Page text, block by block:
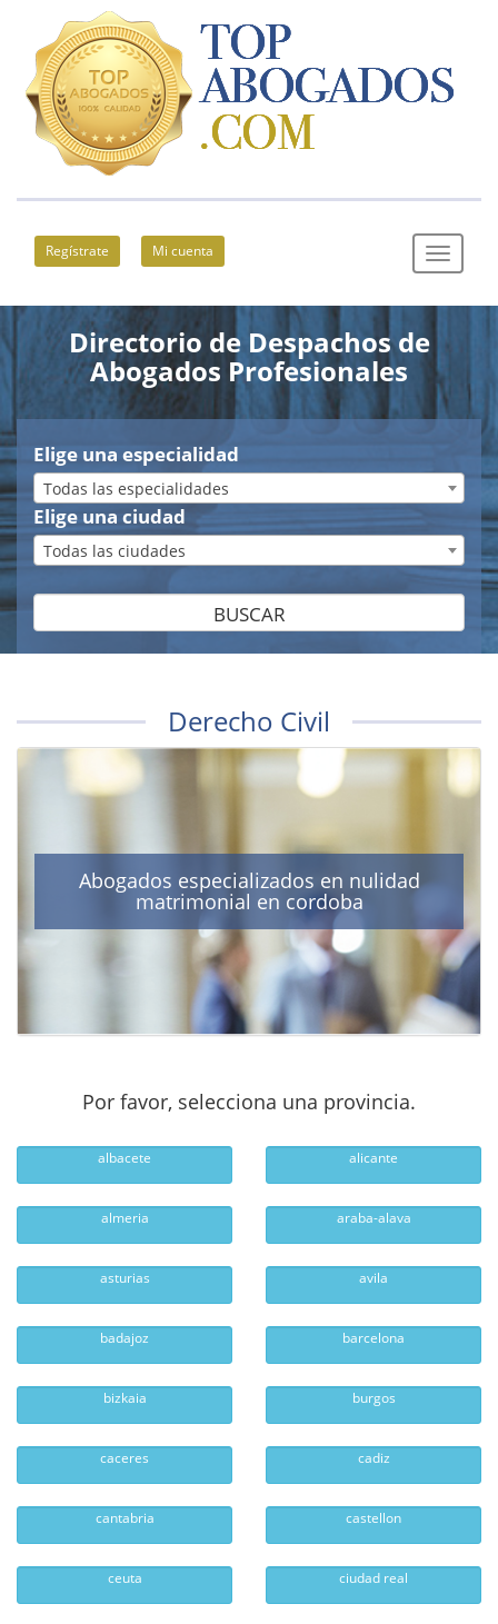
Regístrate Mi cuenta
Directorio de Despachos de
Abogados Profesionales
Elige una especialidad
Todas las especialidades
Elige una ciudad
Todas las ciudades
BUSCAR
Derecho Civil
Abogados especializados en nulidad
matrimonial en cordoba
Por favor, selecciona una provincia.
albacete alicante
almeria araba-alava
asturias avila
badajoz barcelona
bizkaia burgos
caceres cadiz
cantabria castellon
ceuta ciudad real